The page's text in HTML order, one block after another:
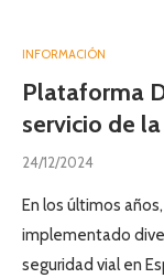
INFORMACIÓN
Plataforma
servicio de
24/12/2024
En los últimos
implementado
seguridad vial en